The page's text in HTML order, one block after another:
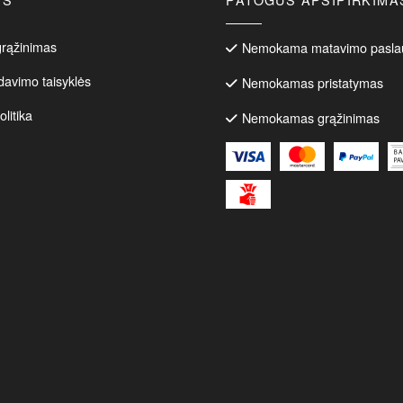
taisyklės
Nemokama matavimo
Nemokamas pristatymas
Nemokamas grąžinimas